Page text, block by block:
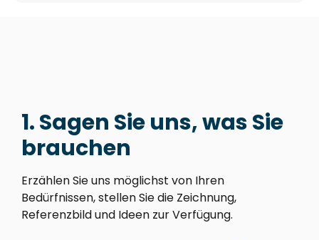
1. Sagen Sie uns, was Sie
brauchen
Erzählen Sie uns möglichst von Ihren
Bedürfnissen, stellen Sie die Zeichnung,
Referenzbild und Ideen zur Verfügung.